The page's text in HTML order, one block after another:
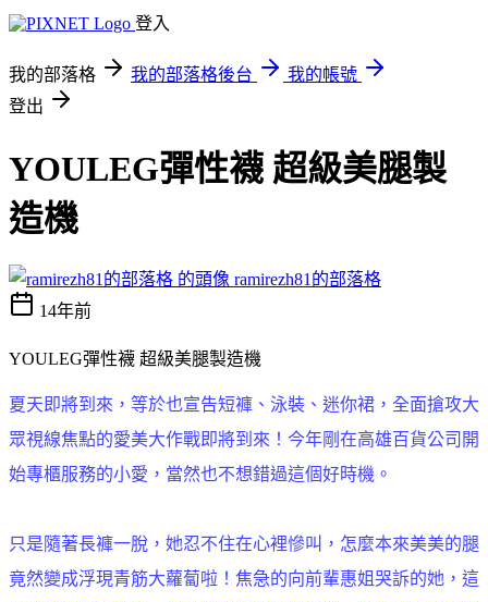
登入
我的部落格 我的部落格後台
我的帳號
登出
YOULEG彈性襪 超級美腿製
造機
ramirezh81的部落格
14年前
YOULEG彈性襪 超級美腿製造機
夏天即將到來，等於也宣告短褲、泳裝、迷你裙，全面搶攻大
眾視線焦點的愛美大作戰即將到來！今年剛在高雄百貨公司開
始專櫃服務的小愛，當然也不想錯過這個好時機。
只是隨著長褲一脫，她忍不住在心裡慘叫，怎麼本來美美的腿
竟然變成浮現青筋大蘿蔔啦！焦急的向前輩惠姐哭訴的她，這